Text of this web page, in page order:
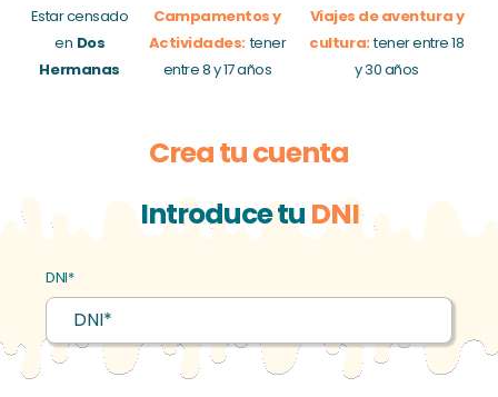
Estar censado
en Dos
Hermanas
Campamentos y
Actividades: tener
entre 8 y 17 años
Viajes de aventura y
cultura: tener entre 18
y 30 años
Crea tu cuenta
Introduce tu DNI
DNI*